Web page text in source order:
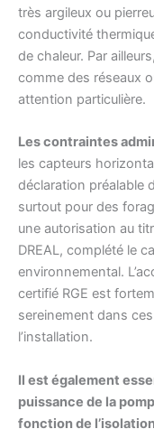
très argileux ou
conductivité
de chaleur. Par
comme des réseaux
attention particulière.
Les contraintes
les capteurs
déclaration préalable
surtout pour des
une autorisation au
DREAL, complété le
environnemental.
certifié RGE est
sereinement dans
l’installation.
Il est également
puissance de la
fonction de